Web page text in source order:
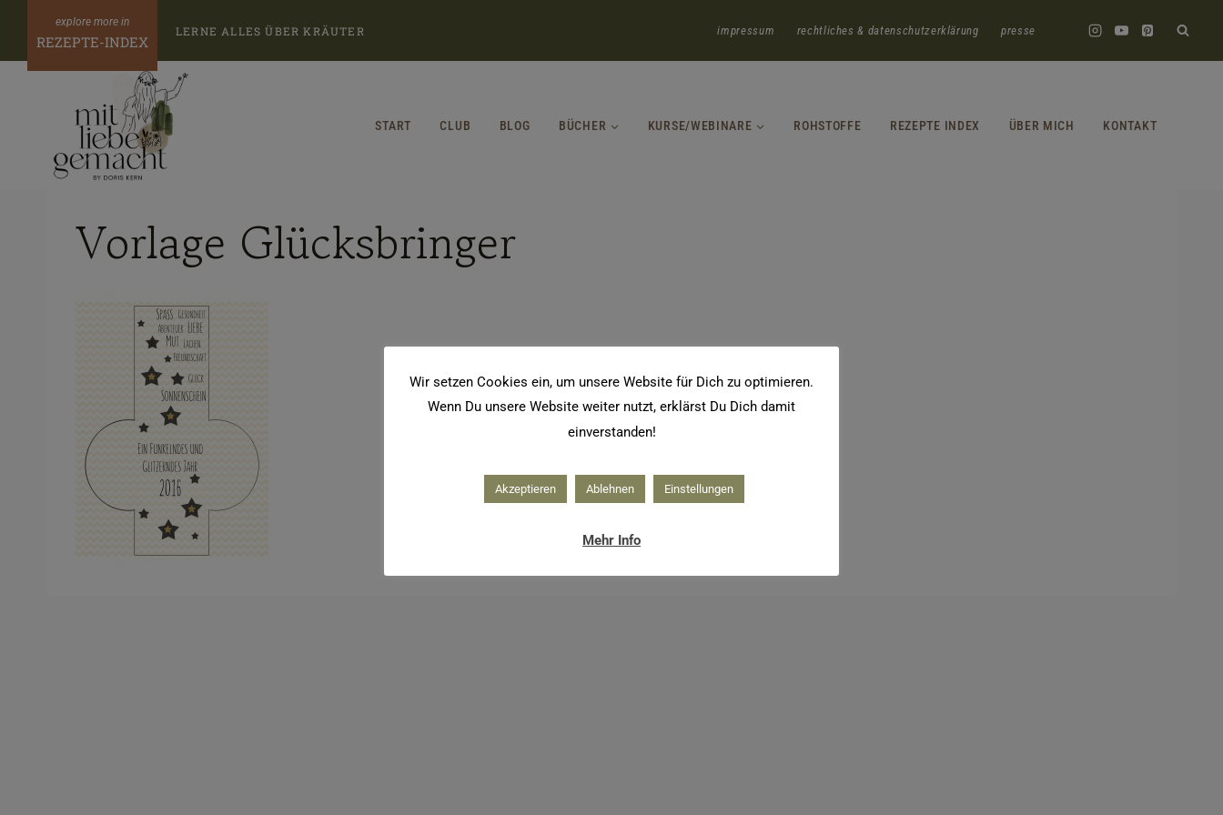
Inhalt
springen
REZEPTE-INDEX
LERNE ALLES ÜBER KRÄUTER impressum rechtliches & datenschutzerklärung presse
START CLUB BLOG BÜCHER KURSE/WEBINARE ROHSTOFFE REZEPTE INDEX ÜBER MICH KONTAKT
Vorlage Glücksbringer
Wir setzen Cookies ein, um unsere Website für Dich zu optimieren.
Wenn Du unsere Website weiter nutzt, erklärst Du Dich damit
einverstanden!
Akzeptieren Ablehnen Einstellungen
Mehr Info